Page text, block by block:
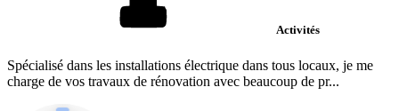
Activités
Spécialisé dans les installations électrique dans tous locaux, je me
charge de vos travaux de rénovation avec beaucoup de pr...